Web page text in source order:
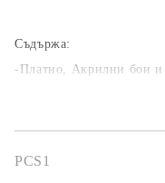
Съдържа:
-Платно, Акрилни бои и
PCS1